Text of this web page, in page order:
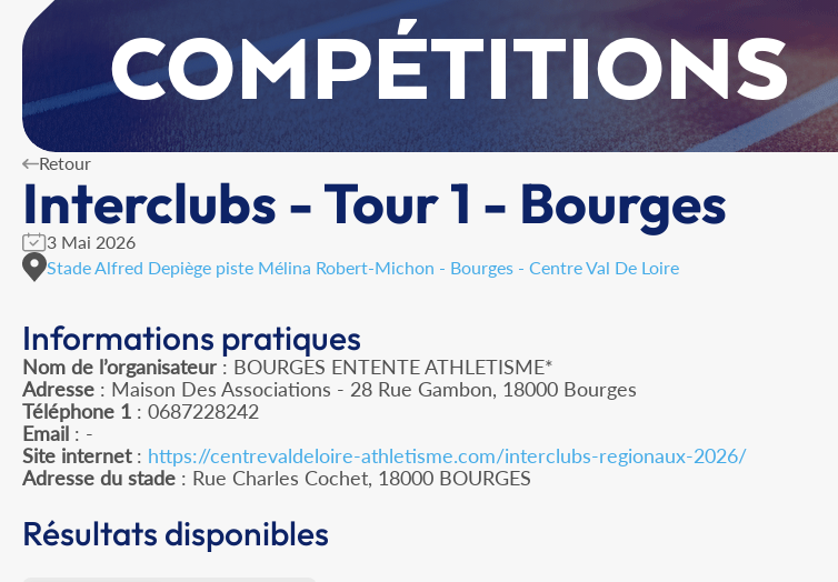
COMPÉTITIONS
Retour
Interclubs - Tour 1 - Bourges
3 Mai 2026
Stade Alfred Depiège piste Mélina Robert-Michon - Bourges - Centre Val De Loire
Informations pratiques
Nom de l’organisateur : BOURGES ENTENTE ATHLETISME*
Adresse : Maison Des Associations - 28 Rue Gambon, 18000 Bourges
Téléphone 1 : 0687228242
Email : -
Site internet: https://centrevaldeloire-athletisme.com/interclubs-regionaux-2026/
Adresse du stade : Rue Charles Cochet, 18000 BOURGES
Résultats disponibles